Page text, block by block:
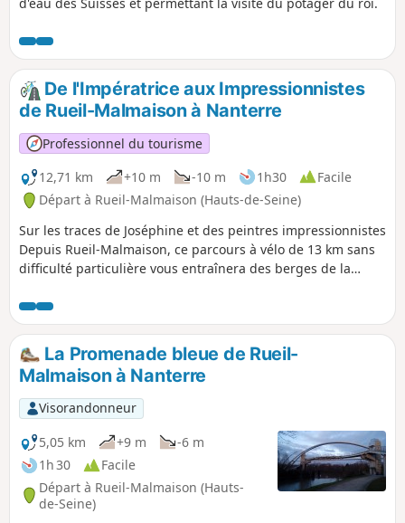
d'eau des Suisses et permettant la visite du potager du roi.
De l'Impératrice aux Impressionnistes
de Rueil-Malmaison à Nanterre
Professionnel du tourisme
12,71 km
+10 m -10 m 1h30
Facile
Départ à Rueil-Malmaison (Hauts-de-Seine)
Sur les traces de Joséphine et des peintres impressionnistes
Depuis Rueil-Malmaison, ce parcours à vélo de 13 km sans
difficulté particulière vous entraînera des berges de la
vers le Musée national des châteaux de Malmaison et de
Bois - Préau. Découvrez deux pans importants de l'histoire
de Rueil-Malmaison : les vestiges de la période de l'Empire
qui fut fondatrice pour la ville ainsi que le décor naturel de
la Seine qui inspira de nombreux peintres impressionnistes
au XIXe siècle. Le parcours s'achève le long du Parc des
Impressionnistes qui évoque les jardins de Claude Monet à
Giverny.
La Promenade bleue de Rueil-
Malmaison à Nanterre
Visorandonneur
5,05 km
+9 m
-6 m
1h 30
Facile
Départ à Rueil-Malmaison (Hauts-
de-Seine)